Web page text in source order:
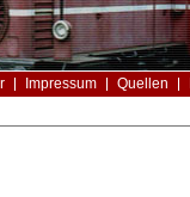
Impressum Quellen